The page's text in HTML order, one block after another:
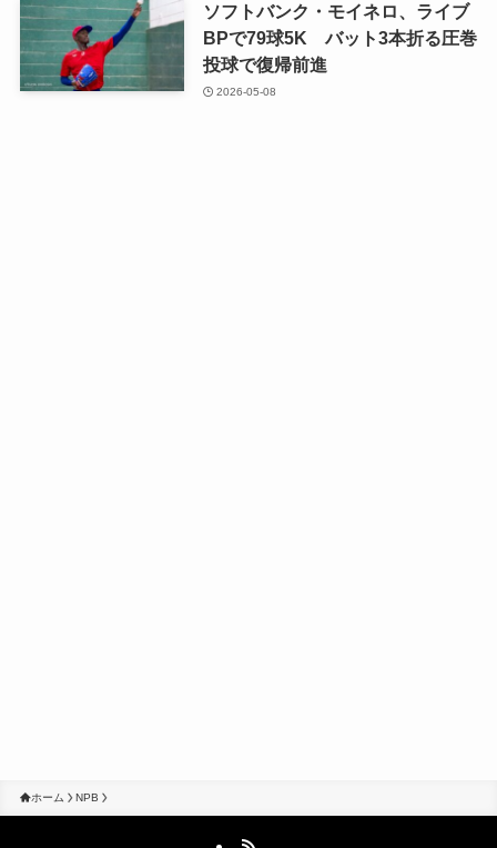
ソフトバンク・モイネロ、ライブ
BPで79球5K バット3本折る圧巻
投球で復帰前進
2026-05-08
ホーム NPB